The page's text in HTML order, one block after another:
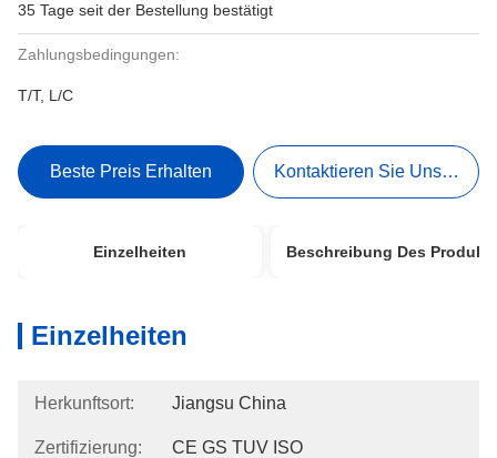
35 Tage seit der Bestellung bestätigt
Zahlungsbedingungen:
T/T, L/C
Beste Preis Erhalten Kontaktieren Sie Uns Jetzt
Einzelheiten Beschreibung Des
Einzelheiten
Herkunftsort: Jiangsu China
Zertifizierung: CE GS TUV ISO